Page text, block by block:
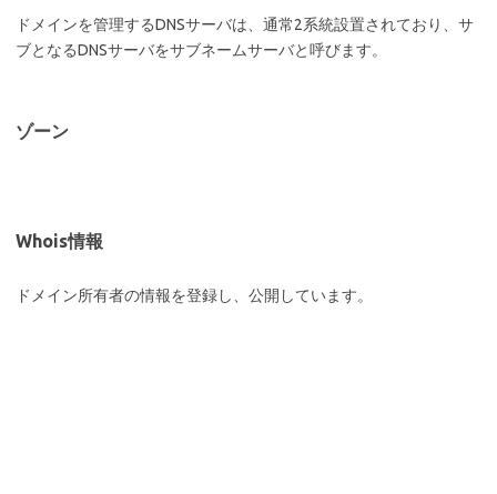
ドメインを管理するDNSサーバは、通常2系統設置されており、サ
ブとなるDNSサーバをサブネームサーバと呼びます。
ゾーン
Whois情報
ドメイン所有者の情報を登録し、公開しています。